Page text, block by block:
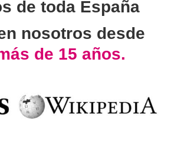
de toda España
nosotros desde
de 15 años.